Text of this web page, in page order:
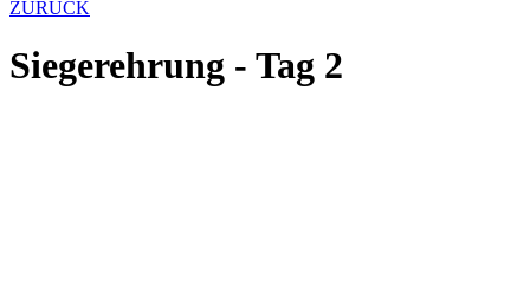
ZURÜCK
Siegerehrung - Tag 2